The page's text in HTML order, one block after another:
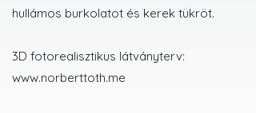
hullámos burkolatot és kerek tükröt.
3D fotorealisztikus látványterv:
www.norberttoth.me